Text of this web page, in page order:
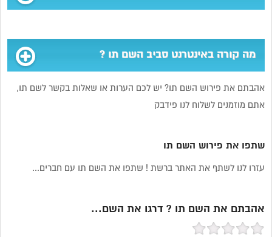
מה קורה באינטרנט סביב השם תו ?
אהבתם את פירוש השם תו? יש לכם הערות או שאלות בקשר לשם תו,
אתם מוזמנים לשלוח לנו פידבק
שתפו את פירוש השם תו
עזרו לנו לשתף את האתר ברשת ! שתפו את השם תו עם חברים...
אהבתם את השם תו ? דרגו את השם...